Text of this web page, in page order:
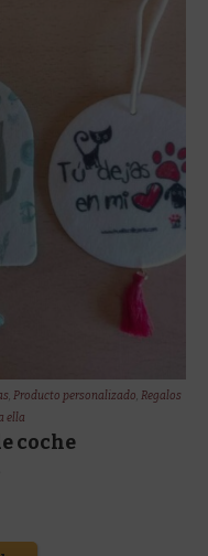
, Producto personalizado, Regalos
ella
coche